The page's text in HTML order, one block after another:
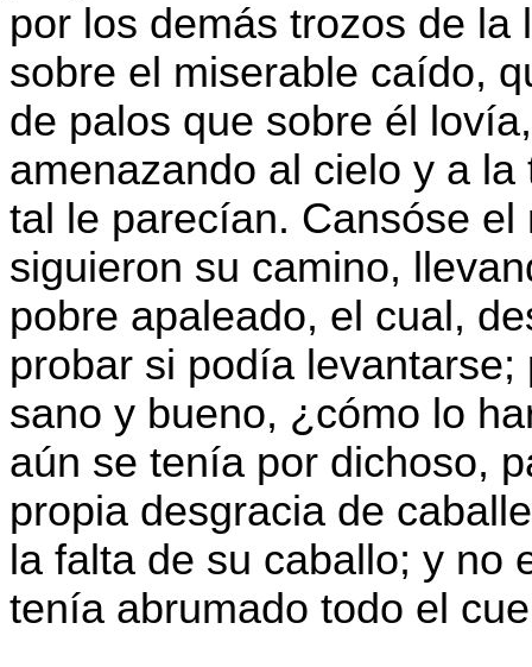
por los demás trozos de
sobre el miserable caído,
de palos que sobre él
amenazando al cielo y a
tal le parecían. Cansóse
siguieron su camino,
pobre apaleado, el cual,
probar si podía
sano y bueno, ¿cómo lo
aún se tenía por dichoso,
propia desgracia de
la falta de su caballo; y no
tenía abrumado todo el